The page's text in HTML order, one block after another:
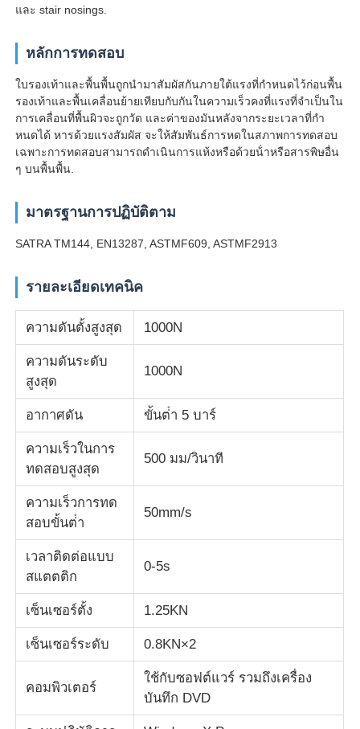
ควบคุมคุณภาพ
ติดต่อเรา
ห้องทดสอบสิ่งแวดล้อม
เครื่องทดสอบสากล
เครื่องทดสอบแรงกระแทก
เครื่องทดสอบการบด
อุปกรณ์ทดสอบยาง
อุปกรณ์ทดสอบวัสดุก่อสร้าง
อุปกรณ์ทดสอบบรรจุภัณฑ์
อุปกรณ์การทดสอบเครื่องติด
และ stair nosings.
หลักการทดสอบ
ใบรองเท้าและพื้นพื้นถูกนํามาสัมผัสกันภายใต้แรงที่กําหนดไว้ก่อนพื้น
รองเท้าและพื้นเคลื่อนย้ายเทียบกับกันในความเร็วคงที่แรงที่จําเป็นใน
การเคลื่อนที่พื้นผิวจะถูกวัด และค่าของมันหลังจากระยะเวลาที่กํา
หนดได้ หารด้วยแรงสัมผัส จะให้สัมพันธ์การหดในสภาพการทดสอบ
เฉพาะการทดสอบสามารถดําเนินการแห้งหรือด้วยน้ําหรือสารพิษอื่น
ๆ บนพื้นพื้น.
มาตรฐานการปฏิบัติตาม
SATRA TM144, EN13287, ASTMF609, ASTMF2913
รายละเอียดเทคนิค
ความดันตั้งสูงสุด 1000N
ความดันระดับ
สูงสุด
1000N
อากาศดัน ขั้นต่ํา 5 บาร์
ความเร็วในการ
ทดสอบสูงสุด
500 มม/วินาที
ความเร็วการทด
สอบขั้นต่ํา
50mm/s
เวลาติดต่อแบบ
สแตตติก
0-5s
เซ็นเซอร์ตั้ง 1.25KN
เซ็นเซอร์ระดับ 0.8KN×2
คอมพิวเตอร์
ใช้กับซอฟต์แวร์ รวมถึงเครื่อง
บันทึก DVD